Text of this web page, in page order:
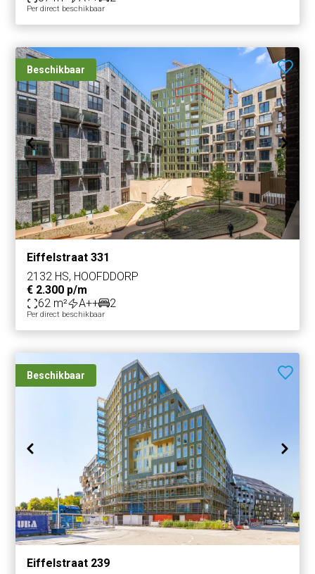
Per direct beschikbaar
Beschikbaar
Eiffelstraat 331
2132 HS, HOOFDDORP
€ 2.300 p/m
62 m²
A++ 2
Per direct beschikbaar
Beschikbaar
Eiffelstraat 239